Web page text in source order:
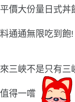
平價大份量日式丼
料通通無限吃到飽!
來三峽不是只有三
值得一嚐